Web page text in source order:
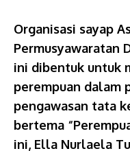
Organisasi sayap
Permusyawaratan
ini dibentuk untuk
perempuan dalam
pengawasan tata
bertema
ini, Ella Nurlaela